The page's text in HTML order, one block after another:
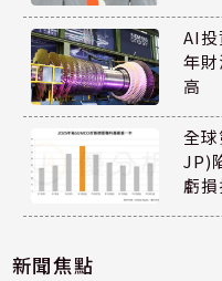
AI
年
高
全
JP)
虧
新聞焦點